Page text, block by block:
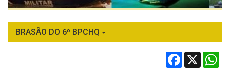
busca
BRASÃO DO 6º BPCHQ
Facebook
X